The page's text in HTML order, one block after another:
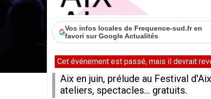
Vos infos locales de Frequence-sud.fr en
favori sur Google Actualités
Cet événement est passé, mais il devrait
Aix en juin, prélude au Festival
ateliers, spectacles... gratuits.